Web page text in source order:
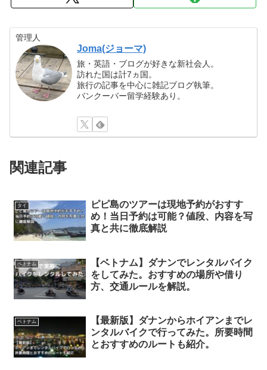
管理人
Joma(ジョーマ)
旅・英語・ブログが好きな新社会人。
訪れた国は計7ヵ国。
旅行の記事を中心に雑記ブログ執筆。
バンクーバー留学経験あり。
関連記事
タイ
ピピ島のツアーは現地予約がおすす
め！当日予約は可能？値段、内容を写
真と共に徹底解説
ベトナム
【ベトナム】ダナンでレンタルバイク
をしてみた。おすすめの場所や借り
方、交通ルールを解説。
ベトナム
【最新版】ダナンからホイアンまでレ
ンタルバイクで行ってみた。所要時間
とおすすめのルートも紹介。